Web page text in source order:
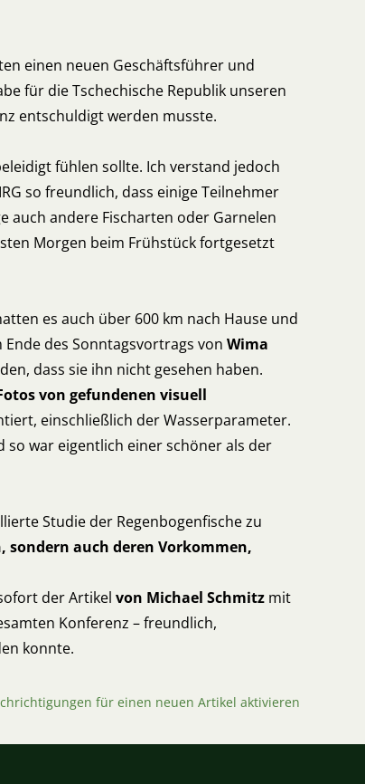
einen neuen Geschäftsführer und
für die Tschechische Republik unseren
entschuldigt werden musste.
fühlen sollte. Ich verstand jedoch
so freundlich, dass einige Teilnehmer
auch andere Fischarten oder Garnelen
Morgen beim Frühstück fortgesetzt
es auch über 600 km nach Hause und
des Sonntagsvortrags von Wima
dass sie ihn nicht gesehen haben.
von gefundenen visuell
einschließlich der Wasserparameter.
so war eigentlich einer schöner als der
Studie der Regenbogenfische zu
auch deren Vorkommen,
der Artikel von Michael Schmitz mit
Konferenz – freundlich,
konnte.
für einen neuen Artikel aktivieren